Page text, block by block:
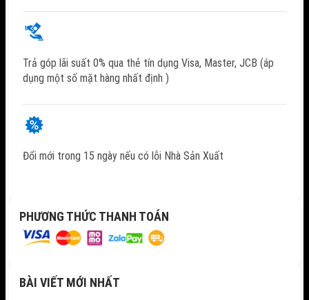
Trả góp lãi suất 0% qua thẻ tín dụng Visa, Master, JCB (áp
dụng một số mặt hàng nhất định )
Đổi mới trong 15 ngày nếu có lỗi Nhà Sản Xuất
PHƯƠNG THỨC THANH TOÁN
BÀI VIẾT MỚI NHẤT